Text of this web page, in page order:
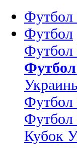
Футбол
Футбол
Футбол
Футбол
Кубок